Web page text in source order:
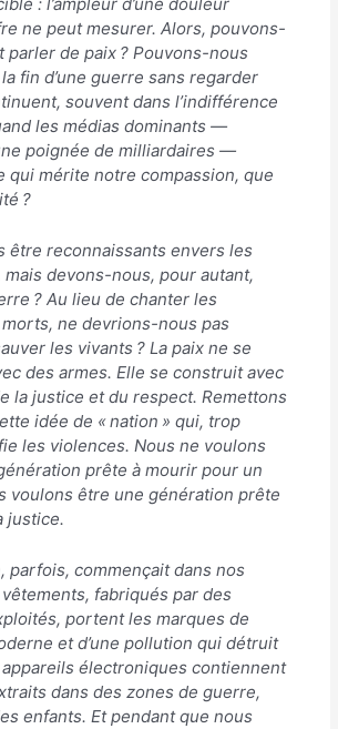
ne peut mesurer. Alors, pouvons-
parler de paix ? Pouvons-nous
fin d’une guerre sans regarder
souvent dans l’indifférence
les médias dominants —
poignée de milliardaires —
qui mérite notre compassion, que
?
être reconnaissants envers les
mais devons-nous, pour autant,
? Au lieu de chanter les
ne devrions-nous pas
les vivants ? La paix ne se
des armes. Elle se construit avec
la justice et du respect. Remettons
idée de « nation » qui, trop
les violences. Nous ne voulons
prête à mourir pour un
voulons être une génération prête
justice.
parfois, commençait dans nos
fabriqués par des
portent les marques de
et d’une pollution qui détruit
électroniques contiennent
dans des zones de guerre,
enfants. Et pendant que nous